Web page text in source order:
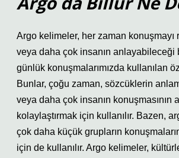
Argo kelimeler, her zaman konuşmayı
veya daha çok insanın anlayabileceği
günlük konuşmalarımızda kullanılan
Bunlar, çoğu zaman, sözcüklerin
veya daha çok insanın konuşmasının
kolaylaştırmak için kullanılır. Bazen,
çok daha küçük grupların
için de kullanılır. Argo kelimeler,